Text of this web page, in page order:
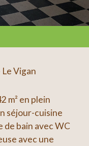
Vigan
m² en plein
séjour-cuisine
de bain avec WC
avec une